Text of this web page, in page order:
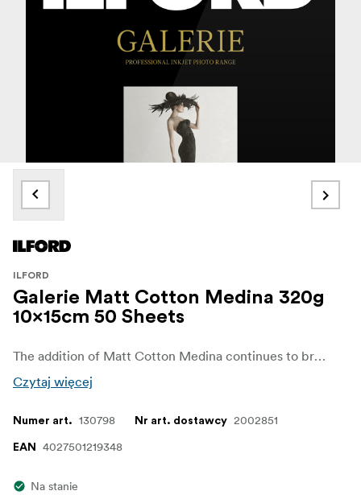
ILFORD
Galerie Matt Cotton Medina 320g
10x15cm 50 Sheets
The addition of Matt Cotton Medina continues to broaden the offering of professional 100% Cotton products available in the GALERIE range. Photographers and printmakers alike can rely on these new papers to produce the highest quality images they have come to know and expect from ILFORD.
Czytaj więcej
Numer art. 130798 Nr art. dostawcy 2002851
EAN 4027501219348
Na stanie